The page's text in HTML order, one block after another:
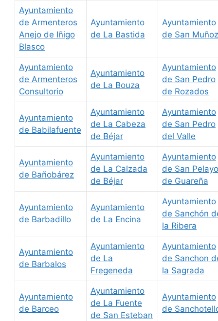
Ayuntamiento
de Armenteros
Anejo de Iñigo
Blasco
Ayuntamiento
de La Bastida
Ayuntamiento
de San Muñoz
Ayuntamiento
de Armenteros
Consultorio
Ayuntamiento
de La Bouza
Ayuntamiento
de San Pedro
de Rozados
Ayuntamiento
de Babilafuente
Ayuntamiento
de La Cabeza
de Béjar
Ayuntamiento
de San Pedro
del Valle
Ayuntamiento
de Bañobárez
Ayuntamiento
de La Calzada
de Béjar
Ayuntamiento
de San Pelayo
de Guareña
Ayuntamiento
de Barbadillo
Ayuntamiento
de La Encina
Ayuntamiento
de Sanchón
la Ribera
Ayuntamiento
de Barbalos
Ayuntamiento
de La
Fregeneda
Ayuntamiento
de Sanchon
la Sagrada
Ayuntamiento
de Barceo
Ayuntamiento
de La Fuente
de San Esteban
Ayuntamiento
de